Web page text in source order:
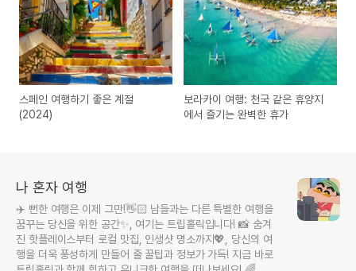
스페인 여행하기 좋은 계절
(2024)
보라카이 여행: 천국 같은 휴양지
에서 즐기는 완벽한 휴가
나 혼자 여행
✈️ 뻔한 여행은 이제 그만!👋🏻 남들과는 다른 특별한 여행을
꿈꾸는 당신을 위한 공간✨, 여기는 트립홀릭입니다! 📸 숨겨
진 핫플레이스부터 로컬 맛집, 인생샷 명소까지💖, 당신의 여
행을 더욱 풍성하게 만들어 줄 꿀팁과 정보가 가득! 지금 바로